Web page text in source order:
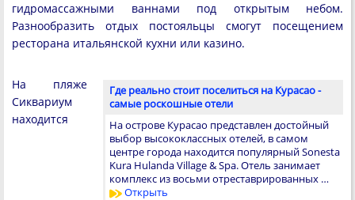
гидромассажными ваннами под открытым небом.
Разнообразить отдых постояльцы смогут посещением
ресторана итальянской кухни или казино.
Где реально стоит поселиться на Курасао -
самые роскошные отели
На острове Курасао представлен достойный
выбор высококлассных отелей, в самом
центре города находится популярный Sonesta
Kura Hulanda Village & Spa. Отель занимает
комплекс из восьми отреставрированных …
Открыть
На пляже
Сиквариум
находится